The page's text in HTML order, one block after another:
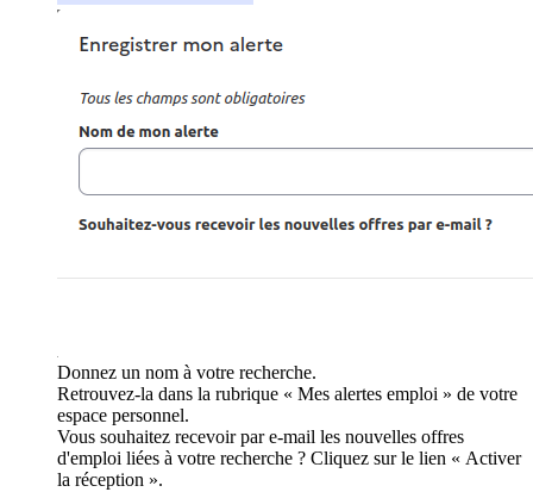
Donnez un nom à votre recherche.
Retrouvez-la dans la rubrique « Mes alertes emploi » de votre
espace personnel.
Vous souhaitez recevoir par e-mail les nouvelles offres
d'emploi liées à votre recherche ? Cliquez sur le lien « Activer
la réception ».